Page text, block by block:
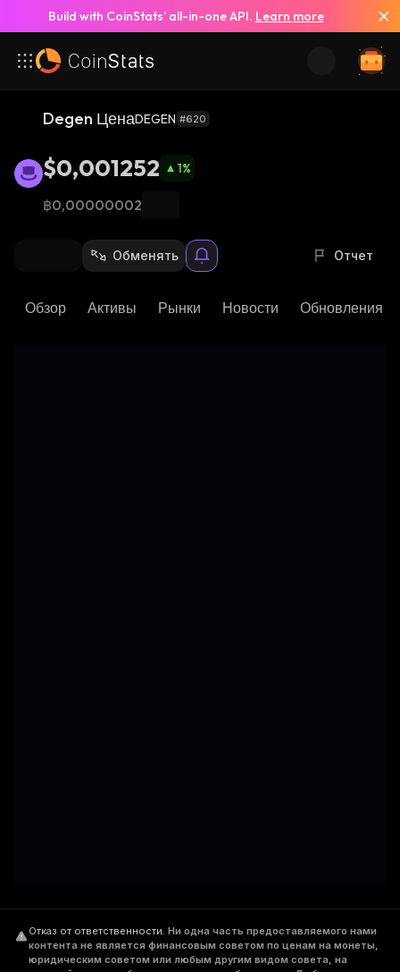
Build with CoinStats’ all-in-one API. Learn more
Degen ЦенаDEGEN #620
$0,001252 1%
฿0,00000002
Обменять Отчет
Обзор Активы Рынки Новости Обновления
Отказ от ответственности. Ни одна часть предоставляемого нами
контента не является финансовым советом по ценам на монеты,
юридическим советом или любым другим видом совета, на